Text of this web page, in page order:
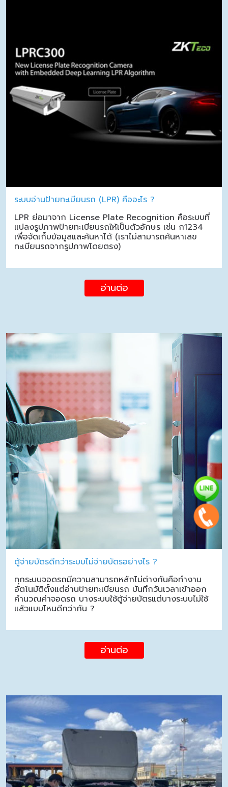
ระบบอ่านป้ายทะเบียนรถ (LPR) คืออะไร ?
LPR ย่อมาจาก License Plate Recognition คือระบบที่
แปลงรูปภาพป้ายทะเบียนรถให้เป็นตัวอักษร เช่น ก1234
เพื่อจัดเก็บข้อมูลและค้นหาได้ (เราไม่สามารถค้นหาเลข
ทะเบียนรถจากรูปภาพโดยตรง)
อ่านต่อ
ตู้จ่ายบัตรดีกว่าระบบไม่จ่ายบัตรอย่างไร ?
ทุกระบบจอดรถมีความสามารถหลักไม่ต่างกันคือทำงาน
อัตโนมัติตั้งแต่อ่านป้ายทะเบียนรถ บันทึกวันเวลาเข้าออก
คำนวณค่าจอดรถ บางระบบใช้ตู้จ่ายบัตรแต่บางระบบไม่ใช้
แล้วแบบไหนดีกว่ากัน ?
อ่านต่อ